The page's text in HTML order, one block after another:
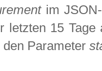
im JSON-
letzten 15
den Parameter